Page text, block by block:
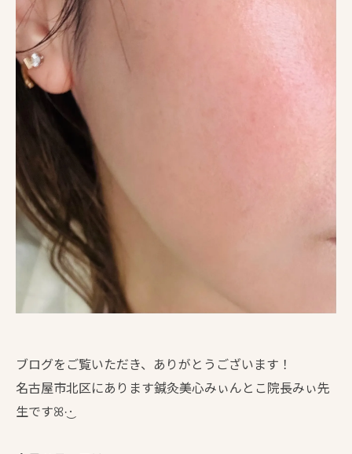
ブログをご覧いただき、ありがとうございます！
名古屋市北区にあります鍼灸美心みぃんとこ院長みぃ先
生ですꕤ︎︎·͜·